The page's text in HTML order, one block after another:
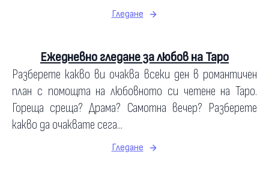
Гледане
Ежедневно гледане за любов на Таро
Разберете какво ви очаква всеки ден в романтичен
план с помощта на любовното си четене на Таро.
Гореща среща? Драма? Самотна вечер? Разберете
какво да очаквате сега...
Гледане